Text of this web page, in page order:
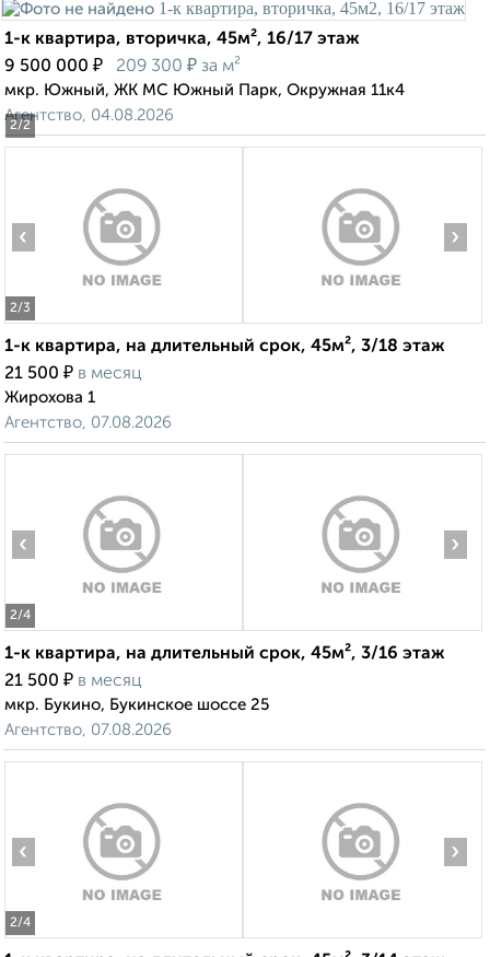
2/2
1-к квартира, вторичка, 45м², 16/17 этаж
9 500 000 ₽ 209 300 ₽ за м²
мкр. Южный, ЖК МС Южный Парк, Окружная 11к4
Агентство, 04.08.2026
2/3
‹ ›
1-к квартира, на длительный срок, 45м², 3/18 этаж
21 500 ₽ в месяц
Жирохова 1
Агентство, 07.08.2026
2/4
‹ ›
1-к квартира, на длительный срок, 45м², 3/16 этаж
21 500 ₽ в месяц
мкр. Букино, Букинское шоссе 25
Агентство, 07.08.2026
2/4
‹ ›